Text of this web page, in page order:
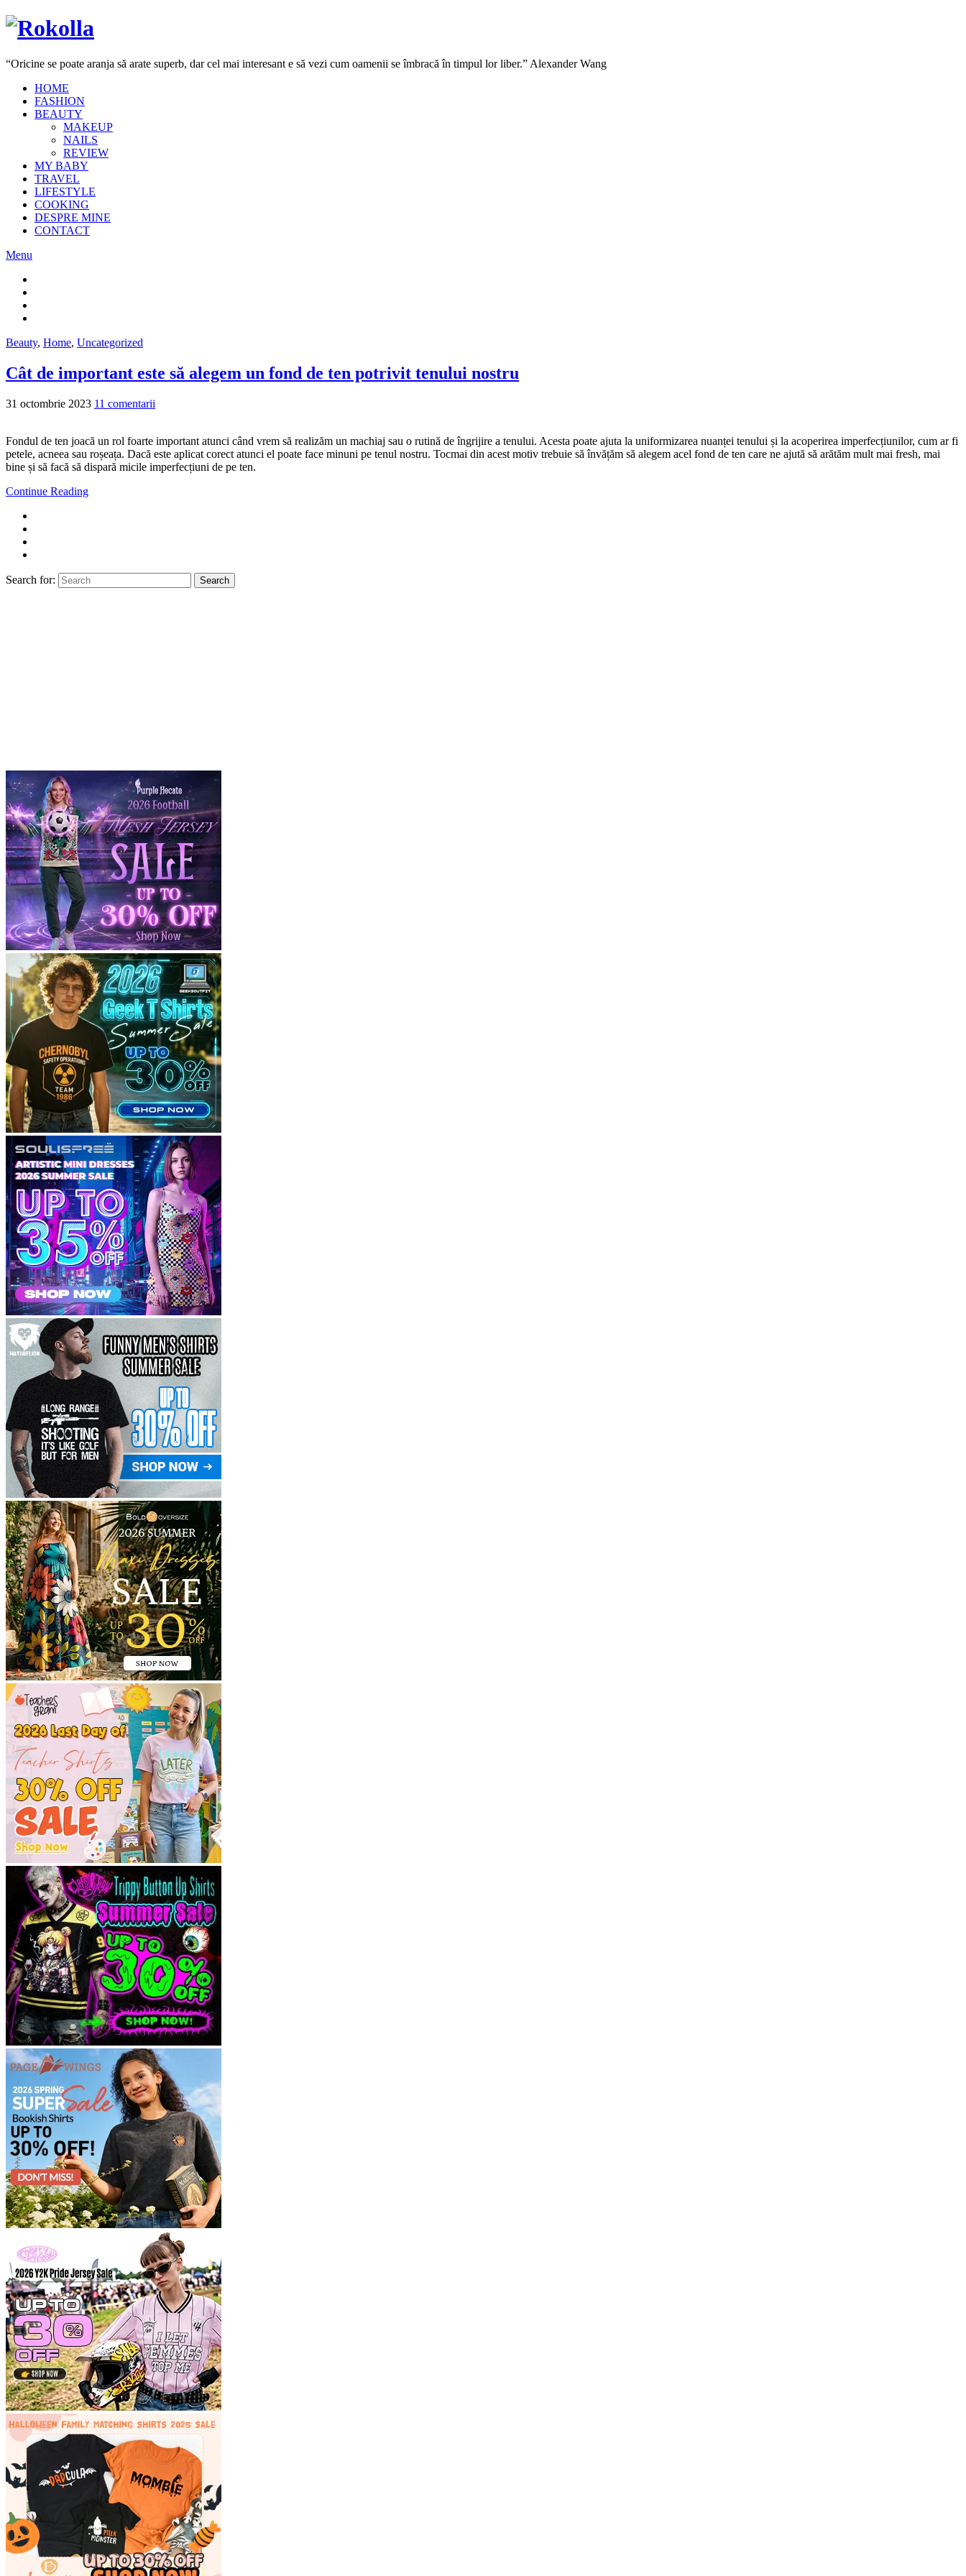
“Oricine se poate aranja să arate superb, dar cel mai interesant e să vezi cum oamenii se îmbracă în timpul lor liber.” Alexander Wang
HOME
FASHION
BEAUTY
MAKEUP
NAILS
REVIEW
MY BABY
TRAVEL
LIFESTYLE
COOKING
DESPRE MINE
CONTACT
Menu
Beauty, Home, Uncategorized
Cât de important este să alegem un fond de ten potrivit tenului nostru
31 octombrie 2023 11 comentarii
Fondul de ten joacă un rol foarte important atunci când vrem să realizăm un machiaj sau o rutină de îngrijire a tenului. Acesta poate ajuta la uniformizarea nuanței tenului și la acoperirea imperfecțiunilor, cum ar fi
petele, acneea sau roșeața. Dacă este aplicat corect atunci el poate face minuni pe tenul nostru. Tocmai din acest motiv trebuie să învățăm să alegem acel fond de ten care ne ajută să arătăm mult mai fresh, mai
bine și să facă să dispară micile imperfecțiuni de pe ten.
Continue Reading
Search for: Search